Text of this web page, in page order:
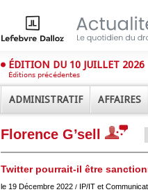
ÉDITION DU 10 JUILLET 2026
Éditions précédentes
ADMINISTRATIF AFFAIRES
Florence G’sell
Twitter pourrait-il être
le 19 Décembre 2022 / IP/IT et